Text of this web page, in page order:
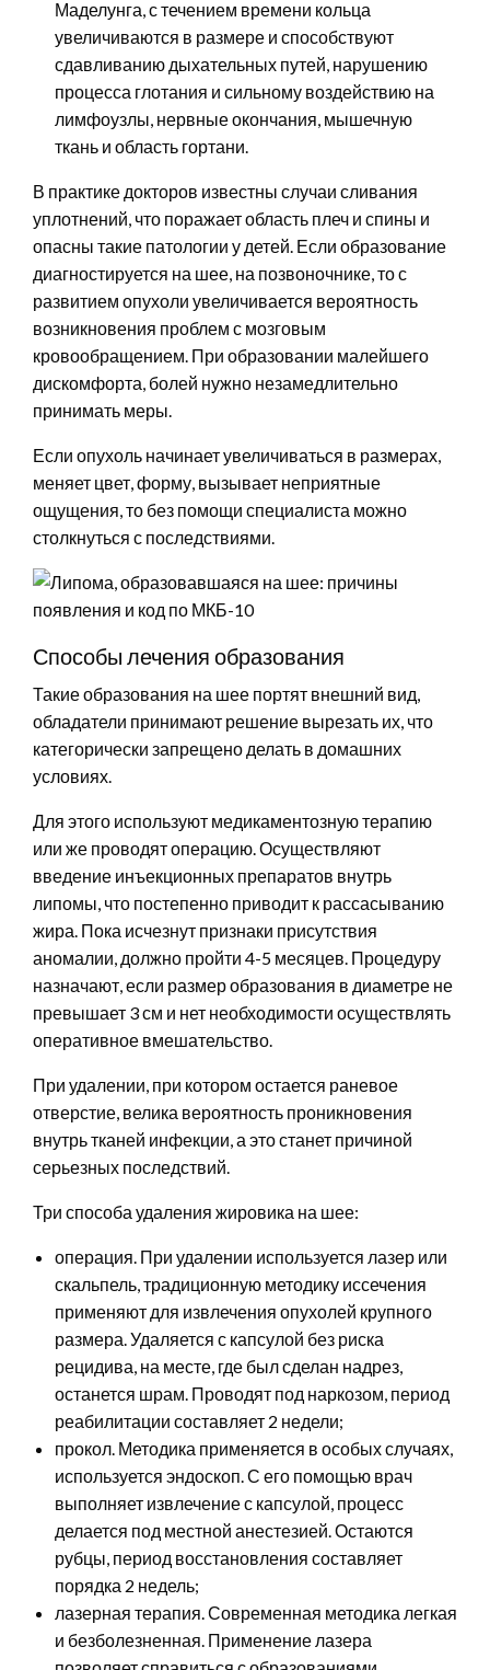
Маделунга, с течением времени кольца
увеличиваются в размере и способствуют
сдавливанию дыхательных путей, нарушению
процесса глотания и сильному воздействию на
лимфоузлы, нервные окончания, мышечную
ткань и область гортани.
В практике докторов известны случаи сливания
уплотнений, что поражает область плеч и спины и
опасны такие патологии у детей. Если образование
диагностируется на шее, на позвоночнике, то с
развитием опухоли увеличивается вероятность
возникновения проблем с мозговым
кровообращением. При образовании малейшего
дискомфорта, болей нужно незамедлительно
принимать меры.
Если опухоль начинает увеличиваться в размерах,
меняет цвет, форму, вызывает неприятные
ощущения, то без помощи специалиста можно
столкнуться с последствиями.
Способы лечения образования
Такие образования на шее портят внешний вид,
обладатели принимают решение вырезать их, что
категорически запрещено делать в домашних
условиях.
Для этого используют медикаментозную терапию
или же проводят операцию. Осуществляют
введение инъекционных препаратов внутрь
липомы, что постепенно приводит к рассасыванию
жира. Пока исчезнут признаки присутствия
аномалии, должно пройти 4-5 месяцев. Процедуру
назначают, если размер образования в диаметре не
превышает 3 см и нет необходимости осуществлять
оперативное вмешательство.
При удалении, при котором остается раневое
отверстие, велика вероятность проникновения
внутрь тканей инфекции, а это станет причиной
серьезных последствий.
Три способа удаления жировика на шее:
операция. При удалении используется лазер или
скальпель, традиционную методику иссечения
применяют для извлечения опухолей крупного
размера. Удаляется с капсулой без риска
рецидива, на месте, где был сделан надрез,
останется шрам. Проводят под наркозом, период
реабилитации составляет 2 недели;
прокол. Методика применяется в особых случаях,
используется эндоскоп. С его помощью врач
выполняет извлечение с капсулой, процесс
делается под местной анестезией. Остаются
рубцы, период восстановления составляет
порядка 2 недель;
лазерная терапия. Современная методика легкая
и безболезненная. Применение лазера